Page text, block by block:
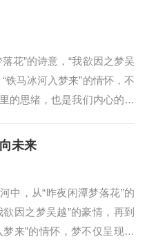
模仿着书中大师的笔调，那
花”的诗意，“我欲因之梦吴
铁马冰河入梦来”的情怀，不
的思绪，也是我们内心的梦
义，在于变成帮助自己也帮
都可能遇到困难，而将梦赠
未来
中，从“昨夜闲潭梦落花”的
欲因之梦吴越”的豪情，再到
梦来”的情怀，梦不仅呈现了